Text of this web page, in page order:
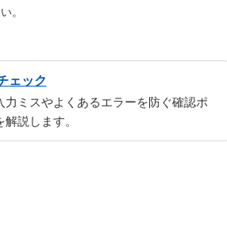
。
ェック
力ミスやよくあるエラーを防ぐ確認ポ
解説します。